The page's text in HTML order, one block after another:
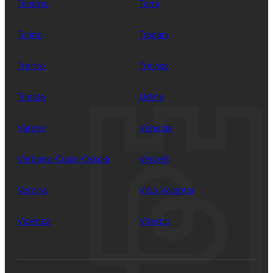
Teramo Terni
Torino Trapani
Trento Treviso
Trieste Udine
Varese Venezia
Verbano-Cusio-Ossola Vercelli
Verona Vibo Valentia
Vicenza Viterbo